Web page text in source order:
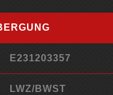
E231203357
LWZ/BWST